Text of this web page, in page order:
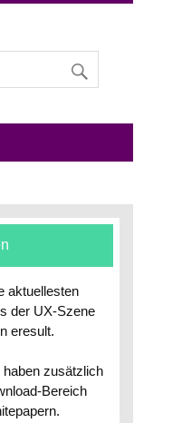
den Themen
aktuellesten
der UX-Szene
eresult.
zusätzlich
Bereich